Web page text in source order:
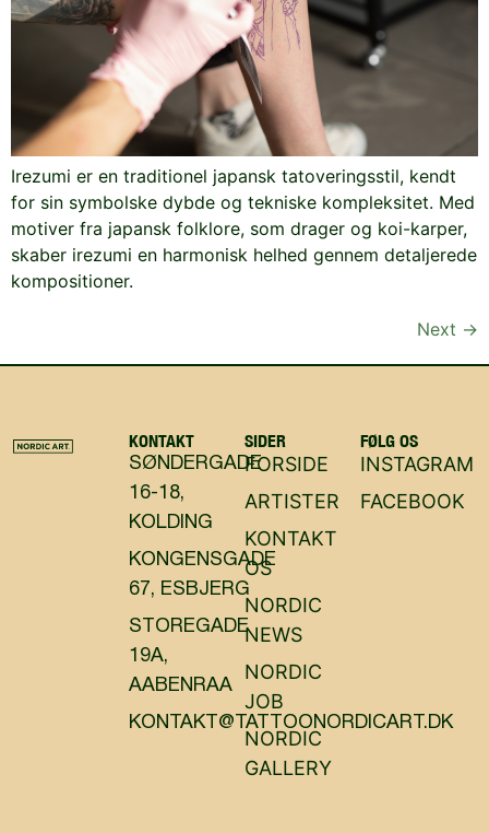
Irezumi er en traditionel japansk tatoveringsstil, kendt
for sin symbolske dybde og tekniske kompleksitet. Med
motiver fra japansk folklore, som drager og koi-karper,
skaber irezumi en harmonisk helhed gennem detaljerede
kompositioner.
Next →
KONTAKT
SØNDERGADE
16-18,
KOLDING
KONGENSGADE
67, ESBJERG
STOREGADE
19A,
AABENRAA
KONTAKT@TATTOONORDICART.DK
SIDER
FORSIDE
ARTISTER
KONTAKT
OS
NORDIC
NEWS
NORDIC
JOB
NORDIC
GALLERY
FØLG OS
INSTAGRAM
FACEBOOK